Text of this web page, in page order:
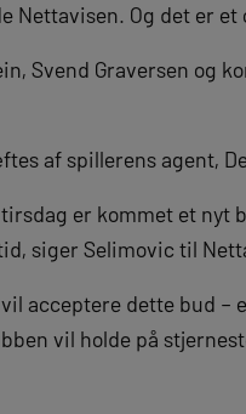
Nettavisen. Og det er
Svend Graversen og
af spillerens agent,
er kommet et
siger Selimovic til
acceptere dette bud
vil holde på